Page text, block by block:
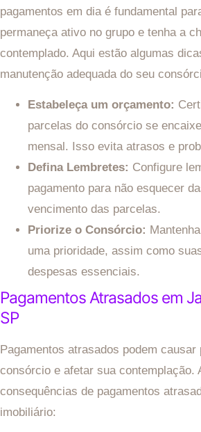
pagamentos em dia é fundamental
permaneça ativo no grupo e tenha a
contemplado. Aqui estão algumas
manutenção adequada do seu
Estabeleça um orçamento:
parcelas do consórcio se
mensal. Isso evita atrasos e
Defina Lembretes: Configure
pagamento para não esquecer
vencimento das parcelas.
Priorize o Consórcio:
uma prioridade, assim como
despesas essenciais.
Pagamentos Atrasados em
SP
Pagamentos atrasados podem causar
consórcio e afetar sua contemplação.
consequências de pagamentos
imobiliário: